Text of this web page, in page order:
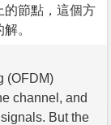
的節點，這個方
。
(OFDM)
channel, and
But the